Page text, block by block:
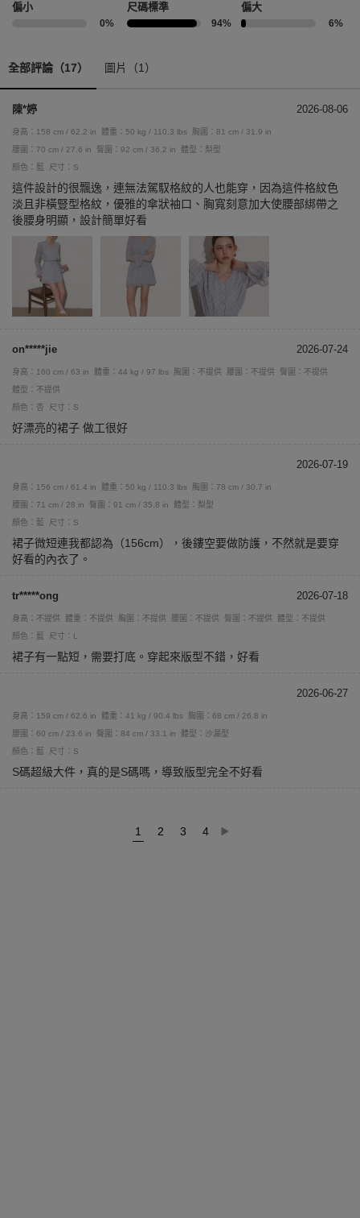
偏小
0%
尺碼標準
94%
偏大
6%
全部評論（17） 圖片（1）
陳*婷 2026-08-06
身高：158 cm / 62.2 in 體重：50 kg / 110.3 lbs
胸圍：81 cm / 31.9 in
腰圍：70 cm / 27.6 in
臀圍：92 cm / 36.2 in
體型：梨型
顏色：藍
尺寸：S
這件設計的很飄逸，連無法駕馭格紋的人也能穿，因為這件格紋色
淡且非橫豎型格紋，優雅的傘狀袖口、胸寬刻意加大使腰部綁帶之
後腰身明顯，設計簡單好看
on*****jie 2026-07-24
身高：160 cm / 63 in 體重：44 kg / 97 lbs 胸圍：不提供 腰圍：不提供
臀圍：不提供
體型：不提供
顏色：杏
尺寸：S
好漂亮的裙子 做工很好
2026-07-19
身高：156 cm / 61.4 in 體重：50 kg / 110.3 lbs
胸圍：78 cm / 30.7 in
腰圍：71 cm / 28 in
臀圍：91 cm / 35.8 in
體型：梨型
顏色：藍
尺寸：S
裙子微短連我都認為（156cm），後鏤空要做防護，不然就是要穿
好看的內衣了。
tr*****ong 2026-07-18
身高：不提供 體重：不提供 胸圍：不提供 腰圍：不提供 臀圍：不提供
體型：不提供
顏色：藍
尺寸：L
裙子有一點短，需要打底。穿起來版型不錯，好看
2026-06-27
身高：159 cm / 62.6 in 體重：41 kg / 90.4 lbs
胸圍：68 cm / 26.8 in
腰圍：60 cm / 23.6 in
臀圍：84 cm / 33.1 in
體型：沙漏型
顏色：藍
尺寸：S
S碼超級大件，真的是S碼嗎，導致版型完全不好看
1 2 3 4